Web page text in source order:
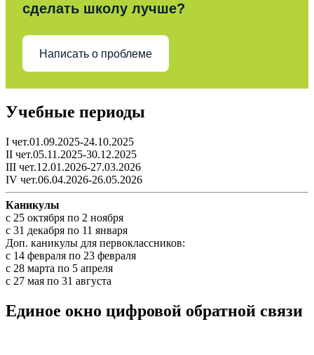
сделать школу лучше?
Написать о проблеме
Учебные периоды
I чет.01.09.2025-24.10.2025
II чет.05.11.2025-30.12.2025
III чет.12.01.2026-27.03.2026
IV чет.06.04.2026-26.05.2026
Каникулы
c 25 октября по 2 ноября
c 31 декабря по 11 января
Доп. каникулы для первоклассников:
с 14 февраля по 23 февраля
с 28 марта по 5 апреля
с 27 мая по 31 августа
Единое окно цифровой обратной связи